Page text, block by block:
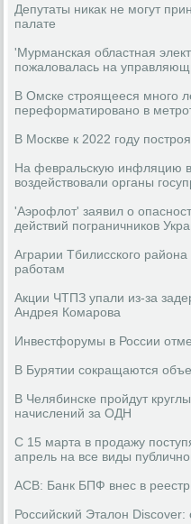
Депутаты никак не могут
палате
'Мурманская областная
пожаловалась на
В Омске строящееся много
переформатировано в
В Москве к 2022 году
На февральскую инфляцию в
воздействовали органы
'Аэрофлот' заявил о
действий пограничников
Аграрии Тбилисского
работам
Акции ЧТПЗ упали из-за
Андрея Комарова
Инвестфорумы в России
В Бурятии сокращаются
В Челябинске пройдут
начислений за ОДН
С 15 марта в продажу
апрель на все виды
АСВ: Банк БПФ внес в реестр
Российский Эталон